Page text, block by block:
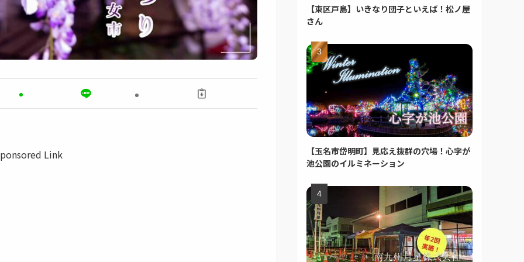
Link
【東区戸島】いきなり団子といえば！松ノ屋
さん
【玉名市岱明町】見応え抜群の穴場！心字が
池公園のイルミネーション